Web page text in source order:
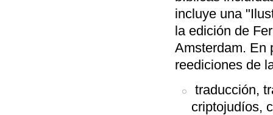
incluye una
la edición de
Amsterdam. En
reediciones de
traducción,
criptojudíos,